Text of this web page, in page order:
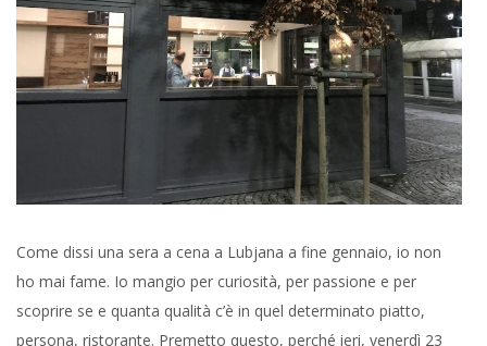
Come dissi una sera a cena a Lubjana a fine gennaio, io non
ho mai fame. Io mangio per curiosità, per passione e per
scoprire se e quanta qualità c’è in quel determinato piatto,
persona, ristorante. Premetto questo, perché ieri, venerdì 23